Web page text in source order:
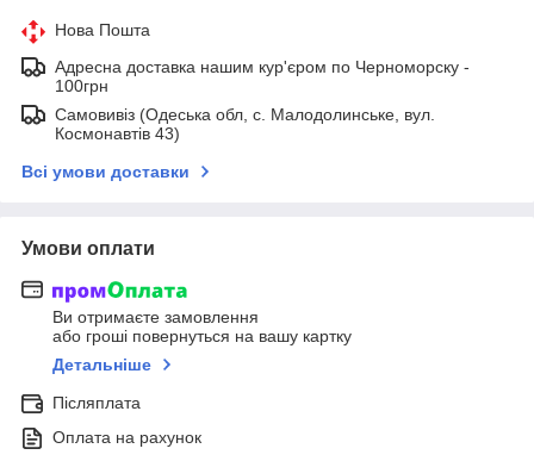
Нова Пошта
Адресна доставка нашим кур'єром по Черноморску -
100грн
Самовивіз (Одеська обл, с. Малодолинське, вул.
Космонавтів 43)
Всі умови доставки
Умови оплати
Ви отримаєте замовлення
або гроші повернуться на вашу картку
Детальніше
Післяплата
Оплата на рахунок